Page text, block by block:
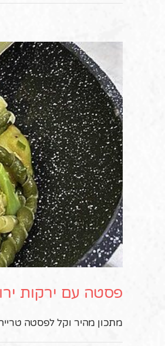
פסטה עם ירקות
מתכון מהיר וקל לפסטה